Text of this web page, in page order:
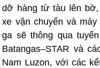
dỡ hàng từ tàu lên
xe vận chuyển và
ga sẽ thông qua
Batangas–STAR và
Nam Luzon, với các